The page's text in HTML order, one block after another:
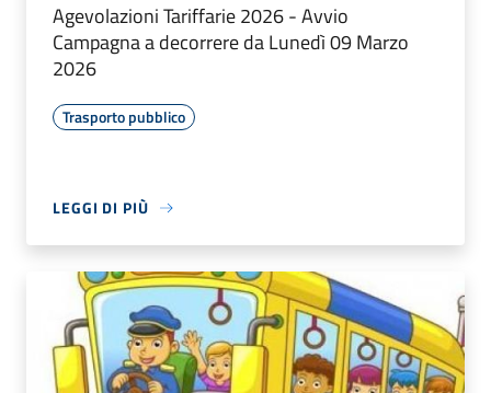
Agevolazioni Tariffarie 2026 - Avvio
Campagna a decorrere da Lunedì 09 Marzo
2026
Trasporto pubblico
LEGGI DI PIÙ